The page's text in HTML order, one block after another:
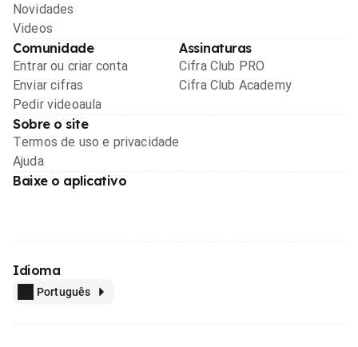
Novidades
Videos
Comunidade
Entrar ou criar conta
Enviar cifras
Pedir videoaula
Assinaturas
Cifra Club PRO
Cifra Club Academy
Sobre o site
Termos de uso e privacidade
Ajuda
Baixe o aplicativo
Idioma
Português